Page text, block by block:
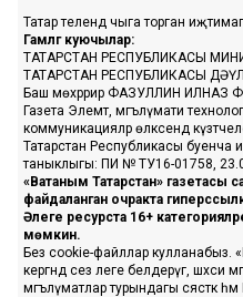
Татар телендә чыга торган
Гамәлгә куючылар:
ТАТАРСТАН РЕСПУБЛИКАСЫ
ТАТАРСТАН РЕСПУБЛИКАСЫ
Баш мөхәррир ФАЗУЛЛИН ИЛНАЗ
Газета Элемтә, мәгълүмати
коммуникацияләр өлкәсендә
Татарстан Республикасы буенча
таныклыгы: ПИ № ТУ16-01758,
«Ватаным Татарстан» газетасы
файдаланган очракта
Әлеге ресурста 16+
мөмкин.
Без cookie-файллар кулланабыз.
кергәндә сез әлеге белдерүгә, шәхси
мәгълүматлар турындагы сәясәткә